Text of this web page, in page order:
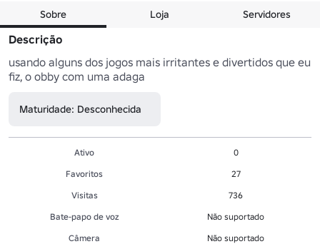
Sobre Loja Servidores
Descrição
usando alguns dos jogos mais irritantes e divertidos que eu
fiz, o obby com uma adaga
Maturidade: Desconhecida
Ativo
0
Favoritos
27
Visitas
736
Bate-papo de voz
Não suportado
Câmera
Não suportado